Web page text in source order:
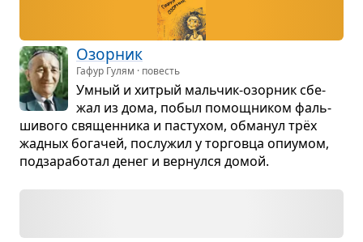
Озор­ник
Гафур Гулям · повесть
Умный и хит­рый маль­чик-озор­ник сбе­
жал из дома, побыл помощ­ни­ком фаль­
ши­вого свя­щен­ника и пасту­хом, обма­нул трёх
жад­ных бога­чей, послу­жил у тор­говца опи­у­мом,
под­за­ра­бо­тал денег и вер­нулся домой.